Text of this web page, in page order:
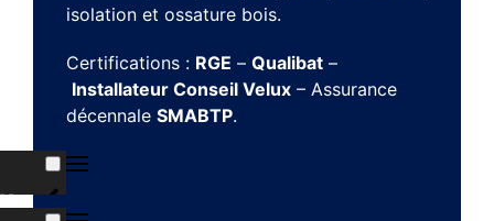
isolation et ossature bois.
Certifications : RGE – Qualibat –
Installateur Conseil Velux – Assurance
décennale SMABTP.